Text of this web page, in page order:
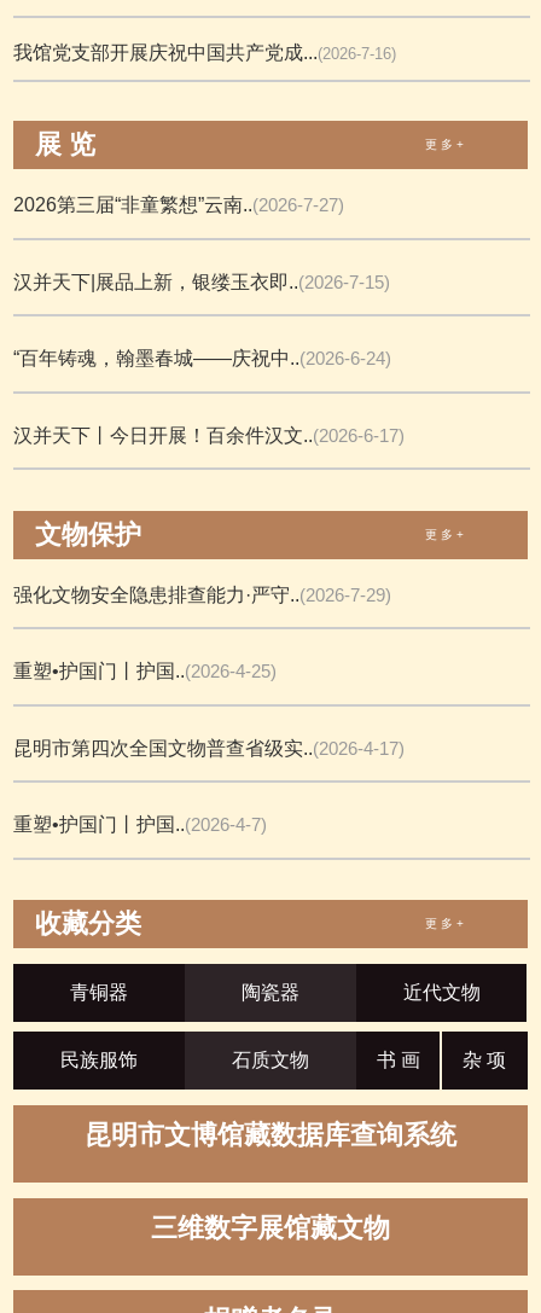
我馆党支部开展庆祝中国共产党成...(2026-7-16)
展 览 更 多 +
2026第三届“非童繁想”云南..(2026-7-27)
汉并天下|展品上新，银缕玉衣即..(2026-7-15)
“百年铸魂，翰墨春城——庆祝中..(2026-6-24)
汉并天下丨今日开展！百余件汉文..(2026-6-17)
文物保护 更 多 +
强化文物安全隐患排查能力·严守..(2026-7-29)
重塑•护国门丨护国..(2026-4-25)
昆明市第四次全国文物普查省级实..(2026-4-17)
重塑•护国门丨护国..(2026-4-7)
收藏分类 更 多 +
青铜器 陶瓷器 近代文物
民族服饰 石质文物 书 画 杂 项
昆明市文博馆藏数据库查询系统
三维数字展馆藏文物